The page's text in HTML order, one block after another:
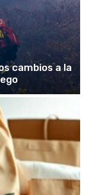
cambios a la